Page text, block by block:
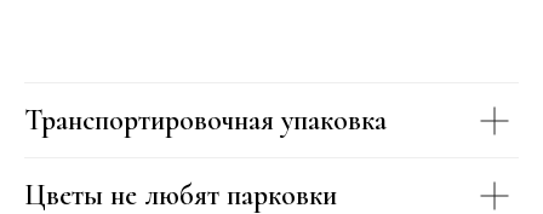
Транспортировочная упаковка
Цветы не любят парковки